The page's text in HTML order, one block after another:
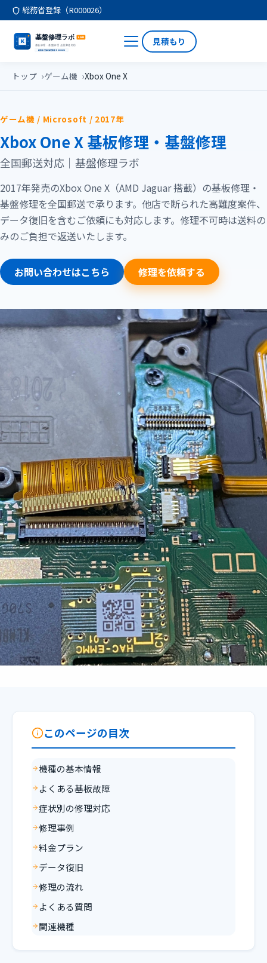
総務省登録（R000026）
見積もり
トップ ゲーム機 Xbox One X
ゲーム機 / Microsoft / 2017年
Xbox One X 基板修理・基盤修理
全国郵送対応｜基盤修理ラボ
2017年発売のXbox One X（AMD Jaguar 搭載）の基板修理・
基盤修理を全国郵送で承ります。他店で断られた高難度案件、
データ復旧を含むご依頼にも対応します。修理不可時は送料の
みのご負担で返送いたします。
お問い合わせはこちら 修理を依頼する
このページの目次
機種の基本情報
よくある基板故障
症状別の修理対応
修理事例
料金プラン
データ復旧
修理の流れ
よくある質問
関連機種